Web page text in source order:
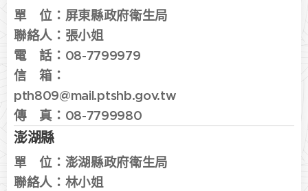
單 位： 屏東縣政府衛生局
聯絡人：張小姐
電 話： 08-7799979
信 箱：
pth809@mail.ptshb.gov.tw
傳 真： 08-7799980
澎湖縣
單 位： 澎湖縣政府衛生局
聯絡人：林小姐